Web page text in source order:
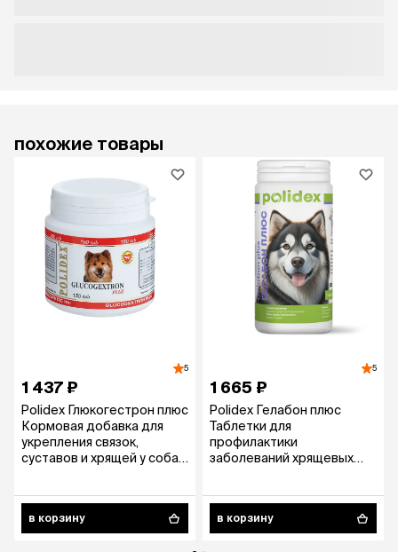
похожие товары
5
1 437 ₽
Polidex Глюкогестрон плюс
Кормовая добавка для
укрепления связок,
суставов и хрящей у собак,
в корзину
5
1 665 ₽
Polidex Гелабон плюс
Таблетки для
профилактики
заболеваний хрящевых
в корзину